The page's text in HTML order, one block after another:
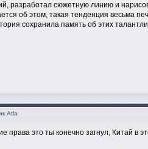
разработал сюжетную линию и
об этом, такая тенденция весьма
сохранила память об этих
Atla
права это ты конечно загнул, Китай в